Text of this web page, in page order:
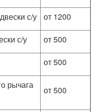
с/у
от 1200
с/у
от 500
от 500
рычага
от 500